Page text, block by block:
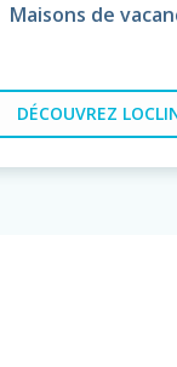
Maisons de
DÉCOUVREZ